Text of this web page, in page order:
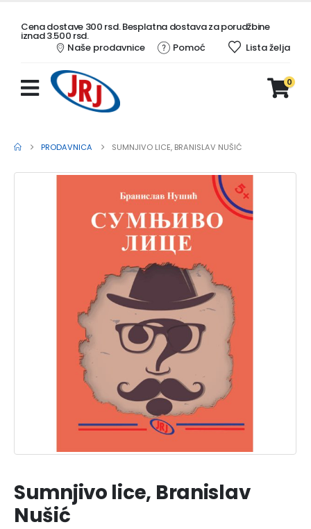
Cena dostave 300 rsd. Besplatna dostava za porudžbine
iznad 3.500 rsd.
Naše prodavnice
Pomoć Lista želja
0
PRODAVNICA SUMNJIVO LICE, BRANISLAV NUŠIĆ
Sumnjivo lice, Branislav
Nušić